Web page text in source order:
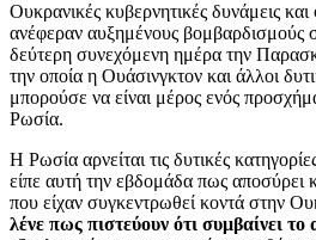
Ουκρανικές κυβερνητικές δυνάμεις
ανέφεραν αυξημένους βομβαρδισμούς
δεύτερη συνεχόμενη ημέρα την
την οποία η Ουάσινγκτον και άλλοι
μπορούσε να είναι μέρος ενός
Ρωσία.
Η Ρωσία αρνείται τις δυτικές
είπε αυτή την εβδομάδα πως αποσύρει
που είχαν συγκεντρωθεί κοντά στην
λένε πως πιστεύουν ότι συμβαίνει το